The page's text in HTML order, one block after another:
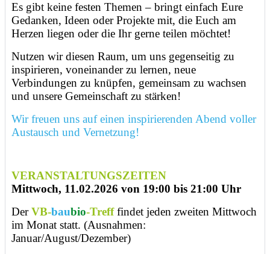
Es gibt keine festen Themen – bringt einfach Eure
Gedanken, Ideen oder Projekte mit, die Euch am
Herzen liegen oder die Ihr gerne teilen möchtet!
Nutzen wir diesen Raum, um uns gegenseitig zu
inspirieren, voneinander zu lernen, neue
Verbindungen zu knüpfen, gemeinsam zu wachsen
und unsere Gemeinschaft zu stärken!
Wir freuen uns auf einen inspirierenden Abend voller
Austausch und Vernetzung!
VERANSTALTUNGSZEITEN
Mittwoch, 11.02.2026 von 19:00 bis 21:00 Uhr
DerVB-baubio-Trefffindet jeden zweiten Mittwoch
im Monat statt. (Ausnahmen:
Januar/August/Dezember)